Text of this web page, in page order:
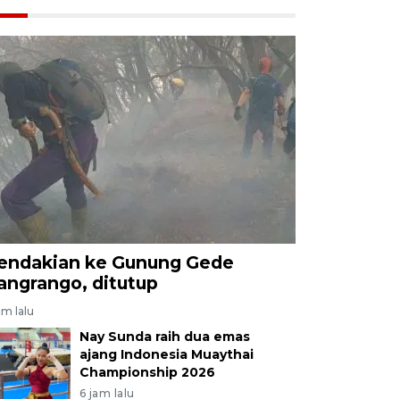
ke Gunung Gede
ditutup
lalu
Nay Sunda raih dua emas
ajang Indonesia Muaythai
Championship 2026
6 jam lalu